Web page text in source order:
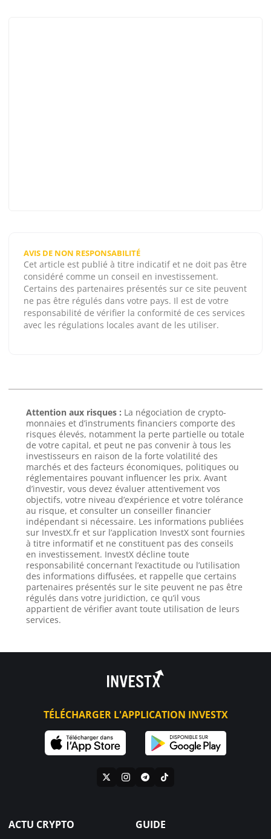
AVIS DE NON RESPONSABILITÉ
Cet article est publié à titre indicatif et ne doit pas être
considéré comme un conseil en investissement.
Certains des partenaires présentés sur ce site peuvent
ne pas être régulés dans votre pays. Il est de votre
responsabilité de vérifier la conformité de ces services
avec les régulations locales avant de les utiliser.
Attention aux risques : La négociation de crypto-
monnaies et d’instruments financiers comporte des
risques élevés, notamment la perte partielle ou totale
de votre capital, et peut ne pas convenir à tous les
investisseurs en raison de la forte volatilité des
marchés et des facteurs économiques, politiques ou
réglementaires pouvant influencer les prix. Avant
d’investir, vous devez évaluer attentivement vos
objectifs, votre niveau d’expérience et votre tolérance
au risque, et consulter un conseiller financier
indépendant si nécessaire. Les informations publiées
sur InvestX.fr et sur l’application InvestX sont fournies
à titre informatif et ne constituent pas des conseils
en investissement. InvestX décline toute
responsabilité concernant l’exactitude ou l’utilisation
des informations diffusées, et rappelle que certains
partenaires présentés sur le site peuvent ne pas être
régulés dans votre juridiction, ce qu’il vous
appartient de vérifier avant toute utilisation de leurs
services.
TÉLÉCHARGER L'APPLICATION INVESTX
ACTU CRYPTO GUIDE